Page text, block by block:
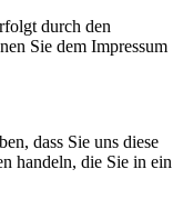
durch den
Sie dem Impressum
dass Sie uns diese
handeln, die Sie in ein